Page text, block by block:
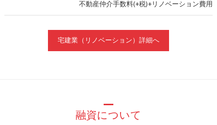
不動産仲介手数料(+税)+リノベーション費用
宅建業（リノベーション）詳細へ
融資について